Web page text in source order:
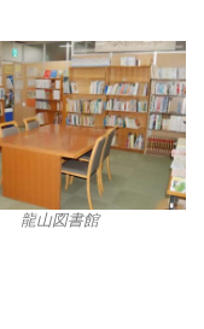
龍山図書館